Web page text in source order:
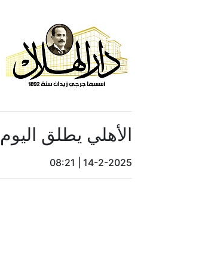
الأهلي يطلق
14-2-2025
08:21